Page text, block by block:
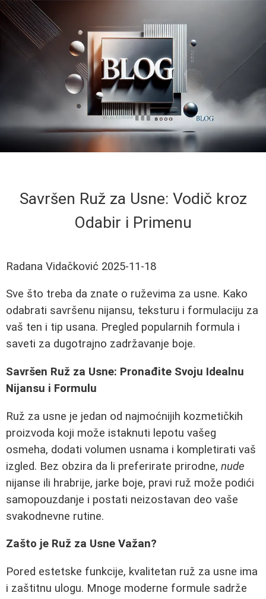
Savršen Ruž za Usne: Vodič kroz
Odabir i Primenu
Radana Vidačković 2025-11-18
Sve što treba da znate o ruževima za usne. Kako
odabrati savršenu nijansu, teksturu i formulaciju za
vaš ten i tip usana. Pregled popularnih formula i
saveti za dugotrajno zadržavanje boje.
Savršen Ruž za Usne: Pronađite Svoju Idealnu
Nijansu i Formulu
Ruž za usne je jedan od najmoćnijih kozmetičkih
proizvoda koji može istaknuti lepotu vašeg
osmeha, dodati volumen usnama i kompletirati vaš
izgled. Bez obzira da li preferirate prirodne, nude
nijanse ili hrabrije, jarke boje, pravi ruž može podići
samopouzdanje i postati neizostavan deo vaše
svakodnevne rutine.
Zašto je Ruž za Usne Važan?
Pored estetske funkcije, kvalitetan ruž za usne ima
i zaštitnu ulogu. Mnoge moderne formule sadrže